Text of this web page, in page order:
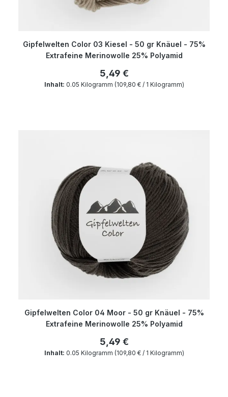
Gipfelwelten Color 03 Kiesel - 50 gr Knäuel - 75%
Extrafeine Merinowolle 25% Polyamid
5,49 €
Inhalt: 0.05 Kilogramm (109,80 € / 1 Kilogramm)
Gipfelwelten Color 04 Moor - 50 gr Knäuel - 75%
Extrafeine Merinowolle 25% Polyamid
5,49 €
Inhalt: 0.05 Kilogramm (109,80 € / 1 Kilogramm)